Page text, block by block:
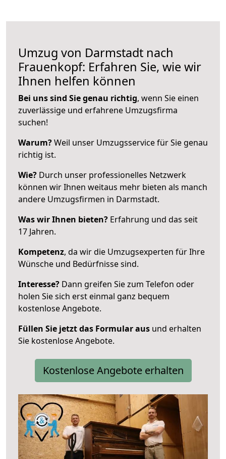
Umzug von Darmstadt nach
Frauenkopf: Erfahren Sie, wie wir
Ihnen helfen können
Bei uns sind Sie genau richtig, wenn Sie einen
zuverlässige und erfahrene Umzugsfirma
suchen!
Warum?Weil unser Umzugsservice für Sie genau
richtig ist.
Wie? Durch unser professionelles Netzwerk
können wir Ihnen weitaus mehr bieten als manch
andere Umzugsfirmen in Darmstadt.
Was wir Ihnen bieten? Erfahrung und das seit
17 Jahren.
Kompetenz, da wir die Umzugsexperten für Ihre
Wünsche und Bedürfnisse sind.
Interesse? Dann greifen Sie zum Telefon oder
holen Sie sich erst einmal ganz bequem
kostenlose Angebote.
Füllen Sie jetzt das Formular aus und erhalten
Sie kostenlose Angebote.
Kostenlose Angebote erhalten